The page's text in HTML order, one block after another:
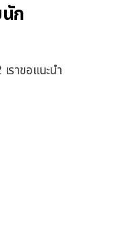
นัก
ราขอแนะนำ